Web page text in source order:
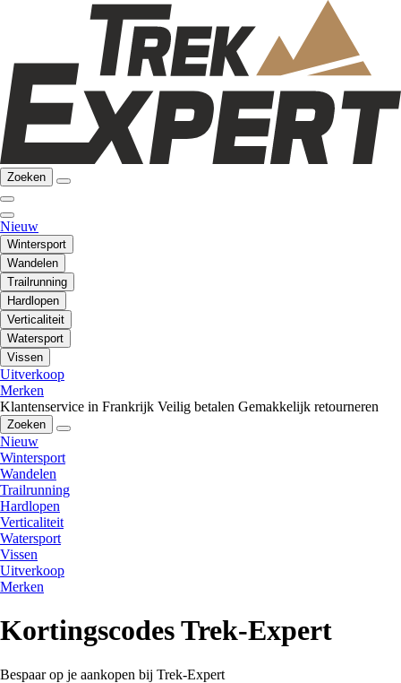
Zoeken
Nieuw
Wintersport
Wandelen
Trailrunning
Hardlopen
Verticaliteit
Watersport
Vissen
Uitverkoop
Merken
Klantenservice in Frankrijk Veilig betalen Gemakkelijk retourneren
Zoeken
Nieuw
Wintersport
Wandelen
Trailrunning
Hardlopen
Verticaliteit
Watersport
Vissen
Uitverkoop
Merken
Kortingscodes Trek-Expert
Bespaar op je aankopen bij Trek-Expert